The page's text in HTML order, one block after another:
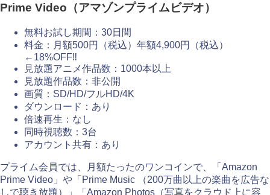
Prime Video（アマゾンプライムビデオ）
無料お試し期間：30日間
料金：月額500円（税込）年額4,900円（税込）
←18%OFF‼
見放題アニメ作品数：1000本以上
見放題作品数：非公開
画質：SD/HD/フルHD/4K
ダウンロード：あり
倍速再生：なし
同時視聴数：3台
アカウント共有：あり
プライム会員では、月額たったのワンコインで、「Amazon
Prime Video」や「Prime Music （200万曲以上の楽曲を広告な
しで聴き放題）」「Amazon Photos（写真をクラウド上に容